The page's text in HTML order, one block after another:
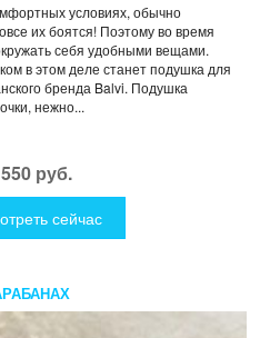
условиях, обычно
их боятся! Поэтому во время
себя удобными вещами.
в этом деле станет подушка для
бренда Balvi. Подушка
нежно...
руб.
сейчас